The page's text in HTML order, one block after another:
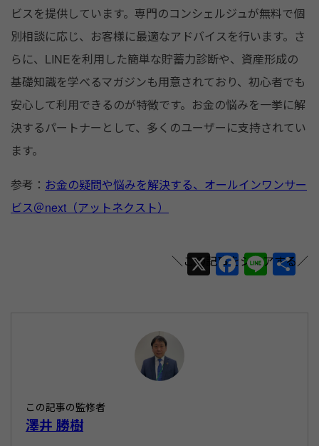
ビスを提供しています。専門のコンシェルジュが無料で個
別相談に応じ、お客様に最適なアドバイスを行います。さ
らに、LINEを利用した簡単な貯蓄力診断や、資産形成の
基礎知識を学べるマガジンも用意されており、初心者でも
安心して利用できるのが特徴です。お金の悩みを一挙に解
決するパートナーとして、多くのユーザーに支持されてい
ます。
参考： お金の疑問や悩みを解決する、オールインワンサー
ビス＠next（アットネクスト）
X F Li 共
この記事の監修者
澤井 勝樹